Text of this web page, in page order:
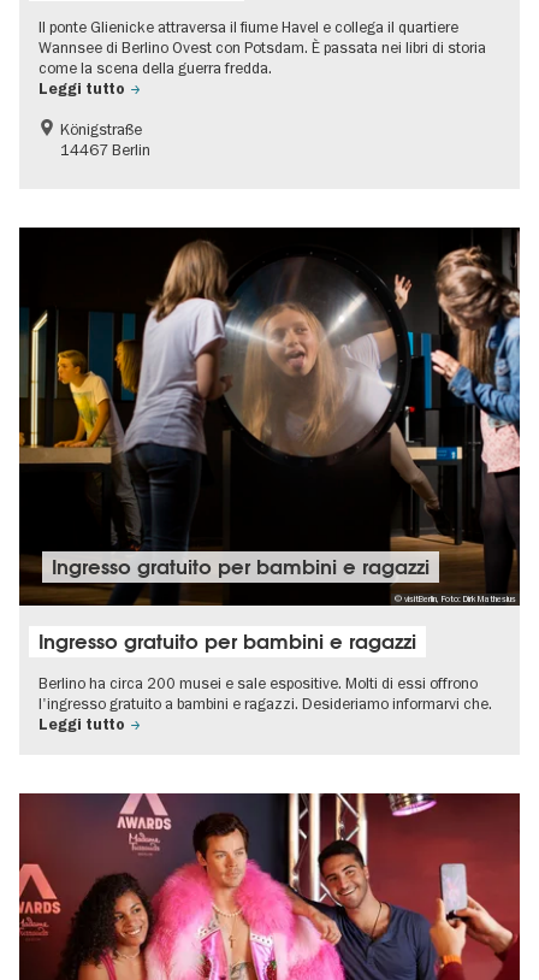
Il ponte Glienicke attraversa il fiume Havel e collega il quartiere
Wannsee di Berlino Ovest con Potsdam. È passata nei libri di storia
come la scena della guerra fredda.
Leggi tutto
Königstraße
14467 Berlin
© visitBerlin, Foto: Dirk Mathesius
Ingresso gratuito per bambini e ragazzi
Ingresso gratuito per bambini e ragazzi
Berlino ha circa 200 musei e sale espositive. Molti di essi offrono
l'ingresso gratuito a bambini e ragazzi. Desideriamo informarvi che.
Leggi tutto